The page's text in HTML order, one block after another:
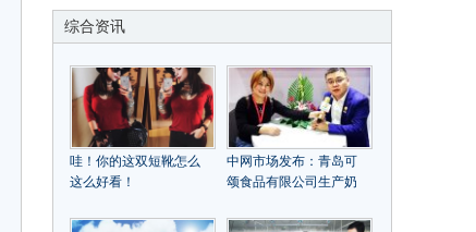
色火锅底料、鱼调料、
卤料、烧烤料等二十余
四氟、金属软管、金属
综合资讯
哇！你的这双短靴怎么
这么好看！
中网市场发布：青岛可
颂食品有限公司生产奶
烘焙及餐饮原料